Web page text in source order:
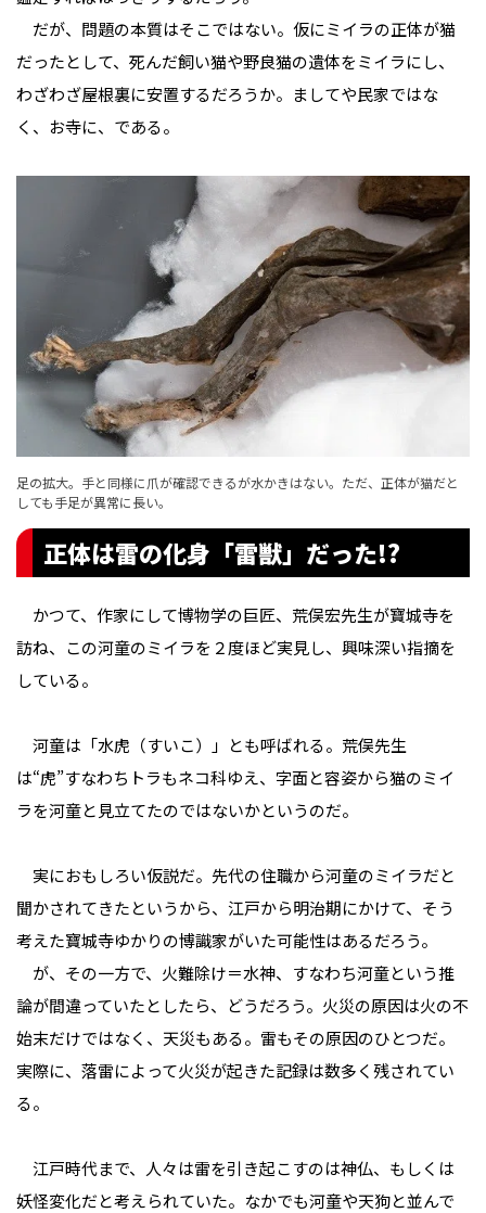
だが、問題の本質はそこではない。仮にミイラの正体が猫
だったとして、死んだ飼い猫や野良猫の遺体をミイラにし、
わざわざ屋根裏に安置するだろうか。ましてや民家ではな
く、お寺に、である。
足の拡大。手と同様に爪が確認できるが水かきはない。ただ、正体が猫だと
しても手足が異常に長い。
正体は雷の化身「雷獣」だった!?
かつて、作家にして博物学の巨匠、荒俣宏先生が寶城寺を
訪ね、この河童のミイラを２度ほど実見し、興味深い指摘を
している。
河童は「水虎（すいこ）」とも呼ばれる。荒俣先生
は“虎”すなわちトラもネコ科ゆえ、字面と容姿から猫のミイ
ラを河童と見立てたのではないかというのだ。
実におもしろい仮説だ。先代の住職から河童のミイラだと
聞かされてきたというから、江戸から明治期にかけて、そう
考えた寶城寺ゆかりの博識家がいた可能性はあるだろう。
が、その一方で、火難除け＝水神、すなわち河童という推
論が間違っていたとしたら、どうだろう。火災の原因は火の不
始末だけではなく、天災もある。雷もその原因のひとつだ。
実際に、落雷によって火災が起きた記録は数多く残されてい
る。
江戸時代まで、人々は雷を引き起こすのは神仏、もしくは
妖怪変化だと考えられていた。なかでも河童や天狗と並んで